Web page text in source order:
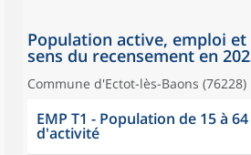
Population active, emploi et
sens du recensement en
Commune d'Ectot-lès-Baons (76228)
EMP T1 - Population de 15 à
d'activité